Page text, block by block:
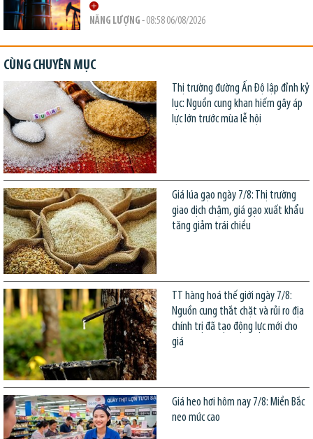
NĂNG LƯỢNG - 08:58 06/08/2026
CÙNG CHUYÊN MỤC
Thị trường đường Ấn Độ lập đỉnh kỷ
lục: Nguồn cung khan hiếm gây áp
lực lớn trước mùa lễ hội
Giá lúa gạo ngày 7/8: Thị trường
giao dịch chậm, giá gạo xuất khẩu
tăng giảm trái chiều
TT hàng hoá thế giới ngày 7/8:
Nguồn cung thắt chặt và rủi ro địa
chính trị đã tạo động lực mới cho
giá
Giá heo hơi hôm nay 7/8: Miền Bắc
neo mức cao